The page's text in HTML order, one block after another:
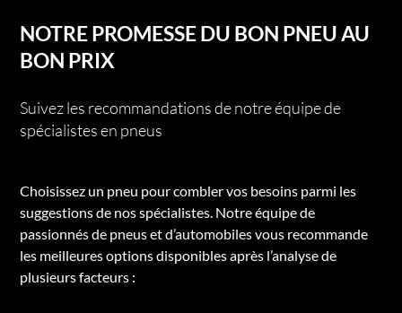
NOTRE PROMESSE DU BON PNEU AU
BON PRIX
Suivez les recommandations de notre équipe de
spécialistes en pneus
Choisissez un pneu pour combler vos besoins parmi les
suggestions de nos spécialistes. Notre équipe de
passionnés de pneus et d’automobiles vous recommande
les meilleures options disponibles après l’analyse de
plusieurs facteurs :